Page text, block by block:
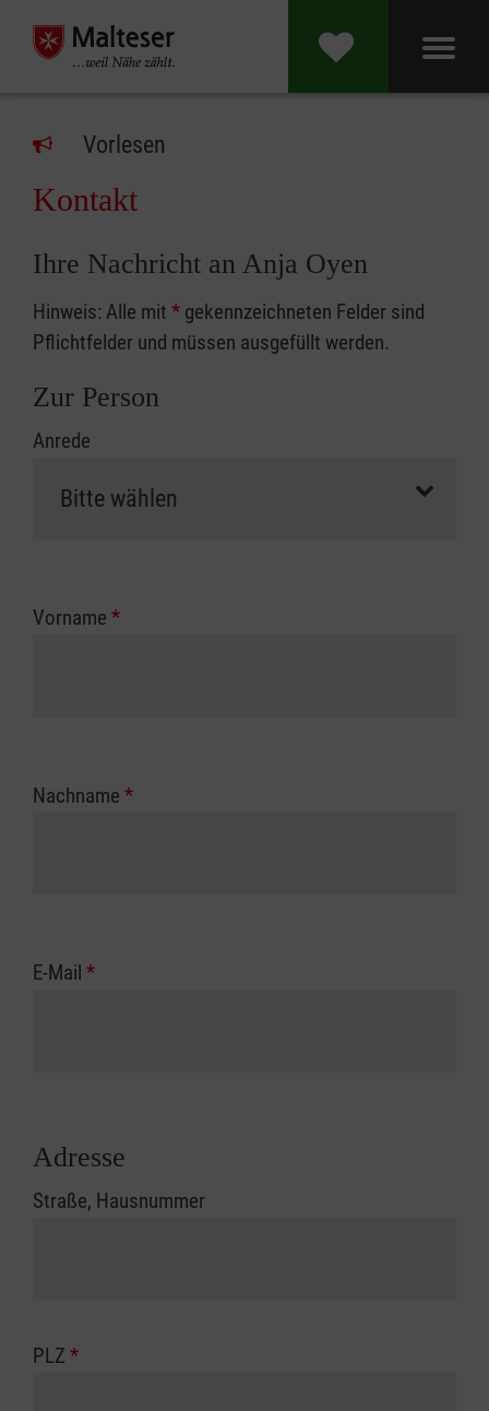
Vorlesen
Kontakt
Ihre Nachricht an Anja Oyen
Hinweis: Alle mit * gekennzeichneten Felder sind
Pflichtfelder und müssen ausgefüllt werden.
Zur Person
Anrede
Vorname *
Nachname *
E-Mail *
Adresse
Straße, Hausnummer
PLZ *